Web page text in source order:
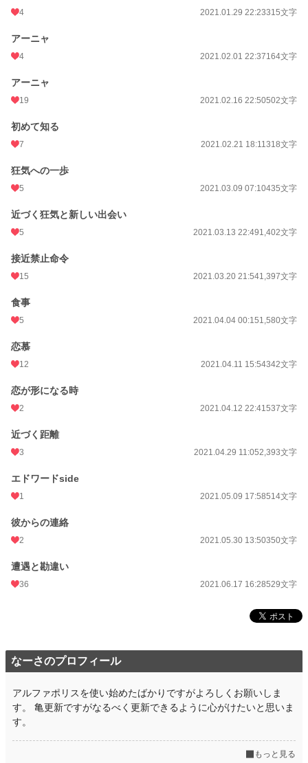
4 2021.01.29 22:23315文字
アーニャ
4 2021.02.01 22:37164文字
アーニャ
19 2021.02.16 22:50502文字
初めて知る
7 2021.02.21 18:11318文字
狂気への一歩
5 2021.03.09 07:10435文字
近づく狂気と新しい出会い
5 2021.03.13 22:491,402文字
接近禁止命令
15 2021.03.20 21:541,397文字
食事
5 2021.04.04 00:151,580文字
恋慕
12 2021.04.11 15:54342文字
恋が形になる時
2 2021.04.12 22:41537文字
近づく距離
3 2021.04.29 11:052,393文字
エドワードside
1 2021.05.09 17:58514文字
彼からの連絡
2 2021.05.30 13:50350文字
遭遇と勘違い
36 2021.06.17 16:28529文字
なーさのプロフィール
アルファポリスを使い始めたばかりですがよろしくお願いしま
す。 亀更新ですがなるべく更新できるように心がけたいと思いま
す。
もっと見る